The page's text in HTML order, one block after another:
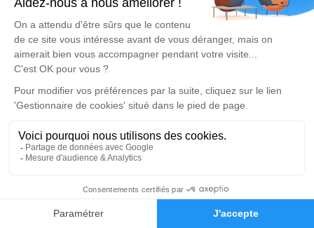
Faire-part Hommages
est un lieu d'expression dédié à honorer la
mémoire de Camille MAYEUX.
Un service de plantation d’arbre hommage est
disponible ici.
Cérémonie civile
Cimetière de Vallon-en-Sully
Rue Ferdinand Delmotte